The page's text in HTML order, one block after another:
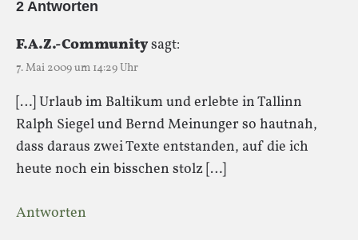
2 Antworten
F.A.Z.-Communitysagt:
7. Mai 2009 um 14:29 Uhr
[…] Urlaub im Baltikum und erlebte in Tallinn
Ralph Siegel und Bernd Meinunger so hautnah,
dass daraus zwei Texte entstanden, auf die ich
heute noch ein bisschen stolz […]
Antworten